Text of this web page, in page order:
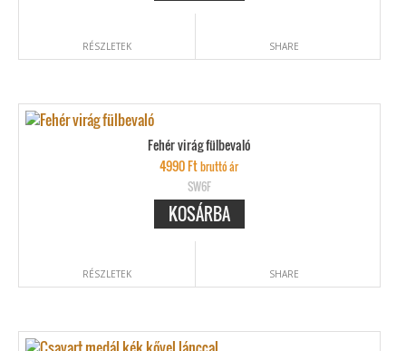
RÉSZLETEK SHARE
Fehér virág fülbevaló
4990Ftbruttó ár
SW6F
KOSÁRBA
RÉSZLETEK SHARE